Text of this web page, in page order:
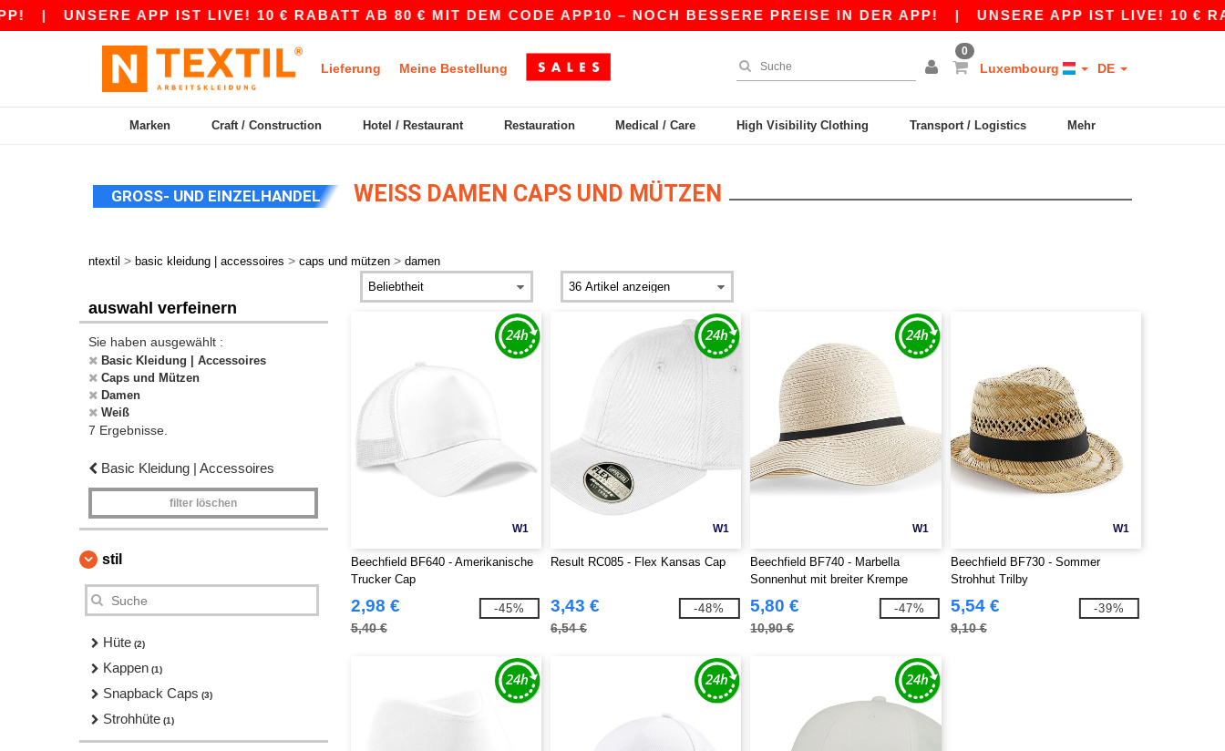
UNSERE APP IST LIVE! 10 € RABATT AB 80 € MIT DEM CODE APP10 – NOCH BESSERE PREISE IN DER APP!| UNSERE APP IST LIVE! 10 €
Lieferung Meine Bestellung
0
Luxembourg DE
Marken Craft / Construction Hotel / Restaurant Restauration Medical / Care High Visibility Clothing Transport / Logistics Mehr
GROSS- UND EINZELHANDEL WEISS DAMEN CAPS UND MÜTZEN
ntextil > basic kleidung | accessoires > caps und mützen > damen
auswahl verfeinern
Sie haben ausgewählt :
Basic Kleidung | Accessoires
Caps und Mützen
Damen
Weiß
7 Ergebnisse.
Basic Kleidung | Accessoires
filter löschen
stil
Hüte (2)
Kappen (1)
Snapback Caps (3)
Strohhüte (1)
W1
Beechfield BF640 - Amerikanische
Trucker Cap
2,98 €
5,40 €
-45%
W1
Result RC085 - Flex Kansas Cap
3,43 €
6,54 €
-48%
W1
Beechfield BF740 - Marbella
Sonnenhut mit breiter Krempe
5,80 €
10,90 €
-47%
W1
Beechfield BF730 - Sommer
Strohhut Trilby
5,54 €
9,10 €
-39%